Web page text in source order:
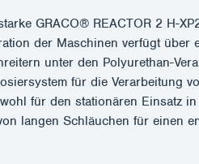
GRACO® REACTOR 2 H-
der Maschinen verfügt
unter den Polyurethan-
für die Verarbeitung
für den stationären Einsatz
langen Schläuchen für einen